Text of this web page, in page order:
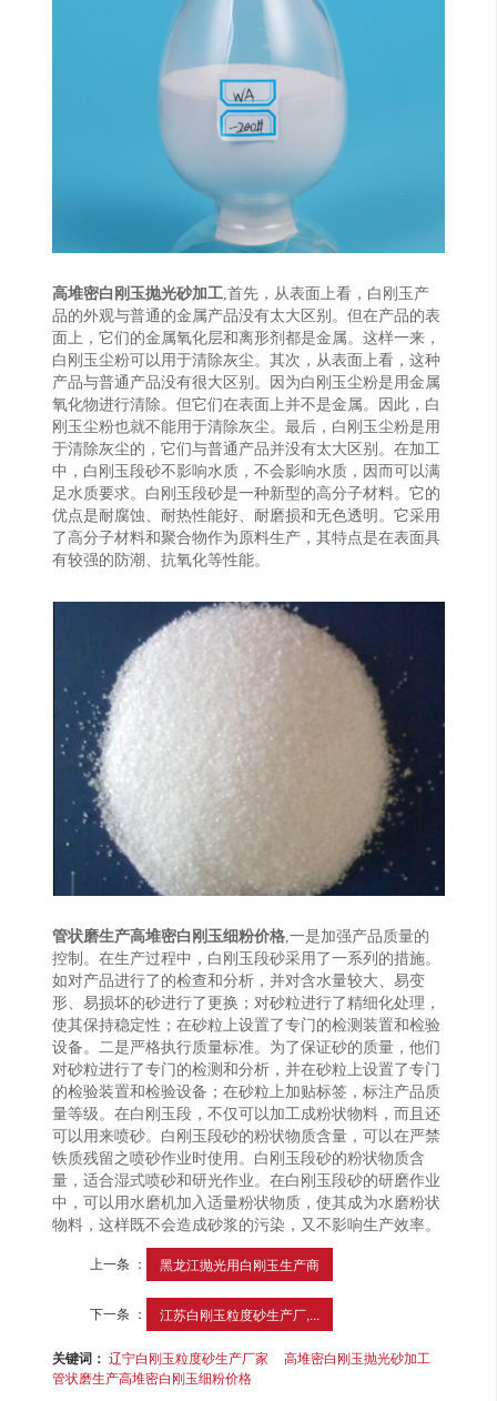
高堆密白刚玉抛光砂加工,首先，从表面上看，白刚玉产
品的外观与普通的金属产品没有太大区别。但在产品的表
面上，它们的金属氧化层和离形剂都是金属。这样一来，
白刚玉尘粉可以用于清除灰尘。其次，从表面上看，这种
产品与普通产品没有很大区别。因为白刚玉尘粉是用金属
氧化物进行清除。但它们在表面上并不是金属。因此，白
刚玉尘粉也就不能用于清除灰尘。最后，白刚玉尘粉是用
于清除灰尘的，它们与普通产品并没有太大区别。在加工
中，白刚玉段砂不影响水质，不会影响水质，因而可以满
足水质要求。白刚玉段砂是一种新型的高分子材料。它的
优点是耐腐蚀、耐热性能好、耐磨损和无色透明。它采用
了高分子材料和聚合物作为原料生产，其特点是在表面具
有较强的防潮、抗氧化等性能。
管状磨生产高堆密白刚玉细粉价格,一是加强产品质量的
控制。在生产过程中，白刚玉段砂采用了一系列的措施。
如对产品进行了的检查和分析，并对含水量较大、易变
形、易损坏的砂进行了更换；对砂粒进行了精细化处理，
使其保持稳定性；在砂粒上设置了专门的检测装置和检验
设备。二是严格执行质量标准。为了保证砂的质量，他们
对砂粒进行了专门的检测和分析，并在砂粒上设置了专门
的检验装置和检验设备；在砂粒上加贴标签，标注产品质
量等级。在白刚玉段，不仅可以加工成粉状物料，而且还
可以用来喷砂。白刚玉段砂的粉状物质含量，可以在严禁
铁质残留之喷砂作业时使用。白刚玉段砂的粉状物质含
量，适合湿式喷砂和研光作业。在白刚玉段砂的研磨作业
中，可以用水磨机加入适量粉状物质，使其成为水磨粉状
物料，这样既不会造成砂浆的污染，又不影响生产效率。
上一条 ： 黑龙江抛光用白刚玉生产商
下一条 ： 江苏白刚玉粒度砂生产厂,...
关键词：辽宁白刚玉粒度砂生产厂家
高堆密白刚玉抛光砂加工
管状磨生产高堆密白刚玉细粉价格